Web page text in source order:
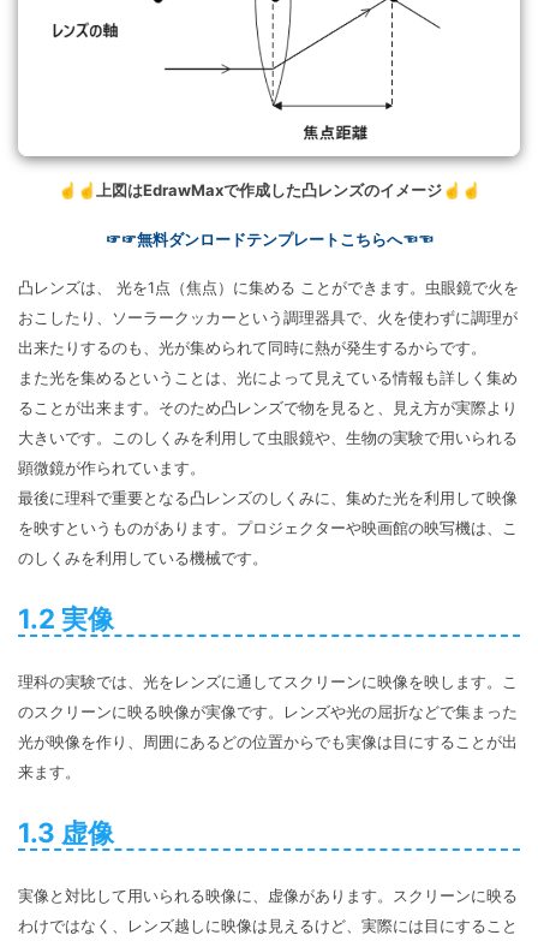
☝☝上図はEdrawMaxで作成した凸レンズのイメージ☝☝
☞☞無料ダンロードテンプレートこちらへ☜☜
凸レンズは、 光を1点（焦点）に集める ことができます。虫眼鏡で火を
おこしたり、ソーラークッカーという調理器具で、火を使わずに調理が
出来たりするのも、光が集められて同時に熱が発生するからです。
また光を集めるということは、光によって見えている情報も詳しく集め
ることが出来ます。そのため凸レンズで物を見ると、見え方が実際より
大きいです。このしくみを利用して虫眼鏡や、生物の実験で用いられる
顕微鏡が作られています。
最後に理科で重要となる凸レンズのしくみに、集めた光を利用して映像
を映すというものがあります。プロジェクターや映画館の映写機は、こ
のしくみを利用している機械です。
1.2 実像
理科の実験では、光をレンズに通してスクリーンに映像を映します。こ
のスクリーンに映る映像が実像です。レンズや光の屈折などで集まった
光が映像を作り、周囲にあるどの位置からでも実像は目にすることが出
来ます。
1.3 虚像
実像と対比して用いられる映像に、虚像があります。スクリーンに映る
わけではなく、レンズ越しに映像は見えるけど、実際には目にすること